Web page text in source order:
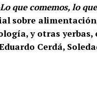
que comemos, lo
sobre
y otras
Cerdá,